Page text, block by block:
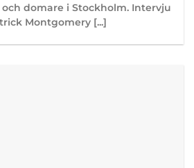
domare i Stockholm. Intervju
Montgomery [...]